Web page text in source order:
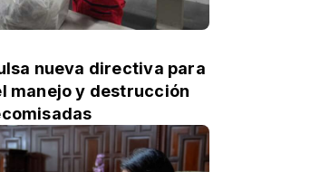
nueva directiva para
manejo y destrucción